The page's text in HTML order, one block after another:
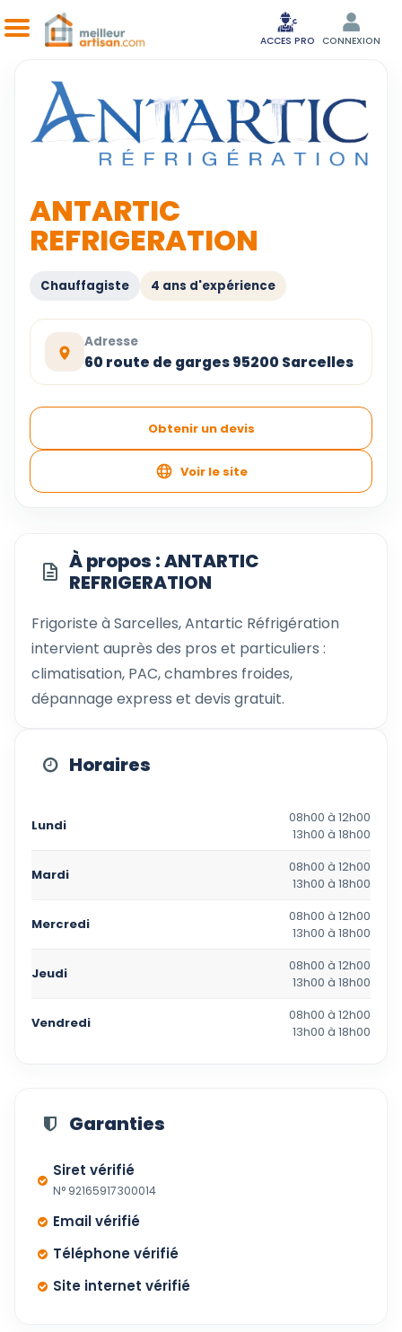
ACCES PRO CONNEXION
ANTARTIC
REFRIGERATION
Chauffagiste 4 ans d'expérience
Adresse
60 route de garges 95200 Sarcelles
Obtenir un devis
Voir le site
À propos : ANTARTIC
REFRIGERATION
Frigoriste à Sarcelles, Antartic Réfrigération
intervient auprès des pros et particuliers :
climatisation, PAC, chambres froides,
dépannage express et devis gratuit.
Horaires
Lundi
08h00 à 12h00
13h00 à 18h00
Mardi
08h00 à 12h00
13h00 à 18h00
Mercredi
08h00 à 12h00
13h00 à 18h00
Jeudi
08h00 à 12h00
13h00 à 18h00
Vendredi
08h00 à 12h00
13h00 à 18h00
Garanties
Siret vérifié
N° 92165917300014
Email vérifié
Téléphone vérifié
Site internet vérifié